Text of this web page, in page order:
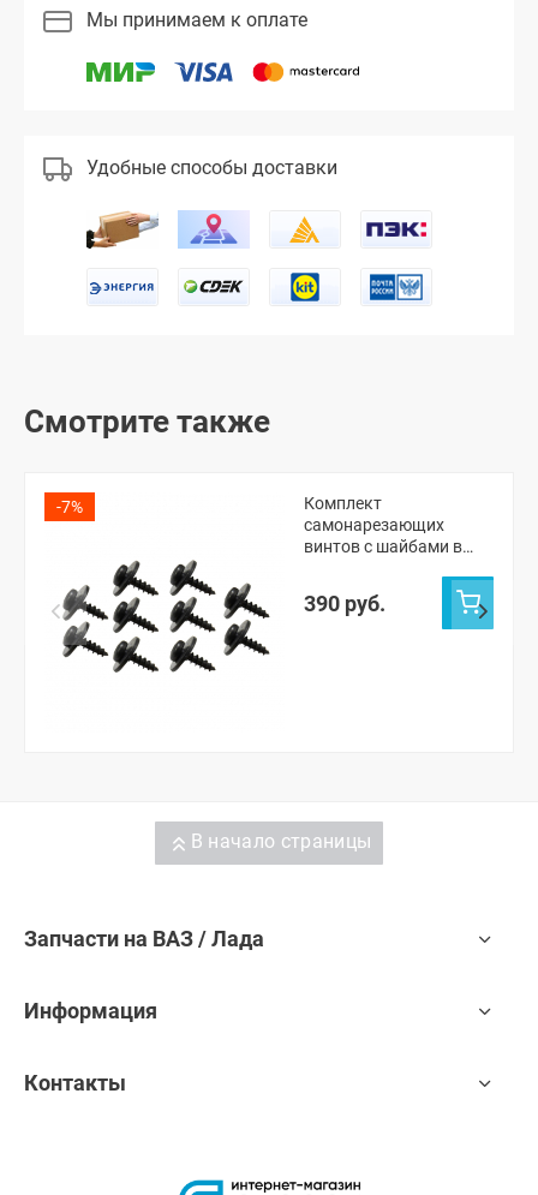
Мы принимаем к оплате
Удобные способы доставки
Смотрите также
-7%
Комплект
самонарезающих
винтов с шайбами в
рэй, Веста, Веста NG,
Гранта ФЛ, Ларгус,
390 руб.
В начало страницы
Запчасти на ВАЗ / Лада
Информация
Контакты